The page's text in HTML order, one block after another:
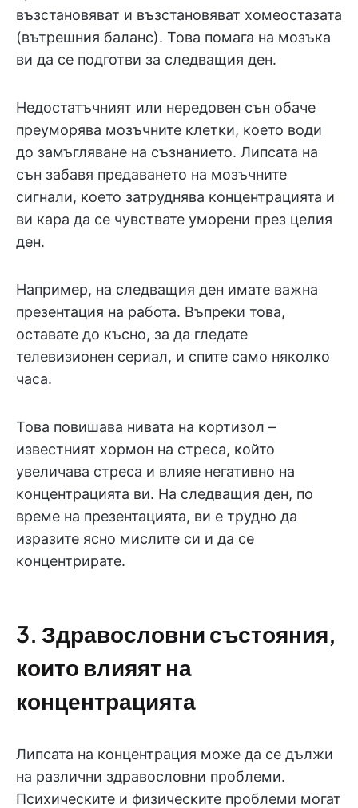
възстановяват и възстановяват хомеостазата
(вътрешния баланс). Това помага на мозъка
ви да се подготви за следващия ден.
Недостатъчният или нередовен сън обаче
преуморява мозъчните клетки, което води
до замъгляване на съзнанието. Липсата на
сън забавя предаването на мозъчните
сигнали, което затруднява концентрацията и
ви кара да се чувствате уморени през целия
ден.
Например, на следващия ден имате важна
презентация на работа. Въпреки това,
оставате до късно, за да гледате
телевизионен сериал, и спите само няколко
часа.
Това повишава нивата на кортизол –
известният хормон на стреса, който
увеличава стреса и влияе негативно на
концентрацията ви. На следващия ден, по
време на презентацията, ви е трудно да
изразите ясно мислите си и да се
концентрирате.
3. Здравословни състояния,
които влияят на
концентрацията
Липсата на концентрация може да се дължи
на различни здравословни проблеми.
Психическите и физическите проблеми могат